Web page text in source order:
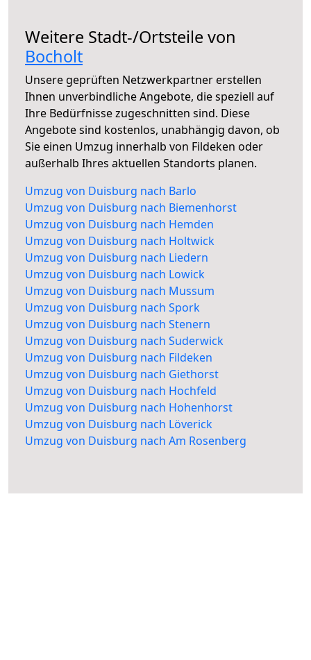
Weitere Stadt-/Ortsteile von
Bocholt
Unsere geprüften Netzwerkpartner erstellen
Ihnen unverbindliche Angebote, die speziell auf
Ihre Bedürfnisse zugeschnitten sind. Diese
Angebote sind kostenlos, unabhängig davon, ob
Sie einen Umzug innerhalb von Fildeken oder
außerhalb Ihres aktuellen Standorts planen.
Umzug von Duisburg nach Barlo
Umzug von Duisburg nach Biemenhorst
Umzug von Duisburg nach Hemden
Umzug von Duisburg nach Holtwick
Umzug von Duisburg nach Liedern
Umzug von Duisburg nach Lowick
Umzug von Duisburg nach Mussum
Umzug von Duisburg nach Spork
Umzug von Duisburg nach Stenern
Umzug von Duisburg nach Suderwick
Umzug von Duisburg nach Fildeken
Umzug von Duisburg nach Giethorst
Umzug von Duisburg nach Hochfeld
Umzug von Duisburg nach Hohenhorst
Umzug von Duisburg nach Löverick
Umzug von Duisburg nach Am Rosenberg